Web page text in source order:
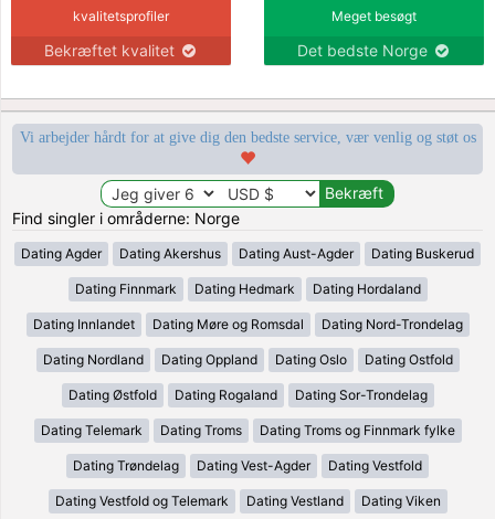
kvalitetsprofiler
Bekræftet kvalitet
Meget besøgt
Det bedste Norge
Vi arbejder hårdt for at give dig den bedste service, vær venlig og støt os
Find singler i områderne: Norge
Dating Agder Dating Akershus Dating Aust-Agder Dating Buskerud
Dating Finnmark Dating Hedmark Dating Hordaland
Dating Innlandet Dating Møre og Romsdal Dating Nord-Trondelag
Dating Nordland Dating Oppland Dating Oslo Dating Ostfold
Dating Østfold Dating Rogaland Dating Sor-Trondelag
Dating Telemark Dating Troms Dating Troms og Finnmark fylke
Dating Trøndelag Dating Vest-Agder Dating Vestfold
Dating Vestfold og Telemark Dating Vestland Dating Viken